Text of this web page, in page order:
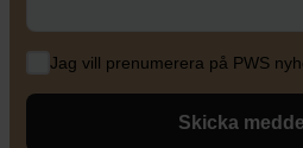
Jag vill prenumerera på PWS
Skicka